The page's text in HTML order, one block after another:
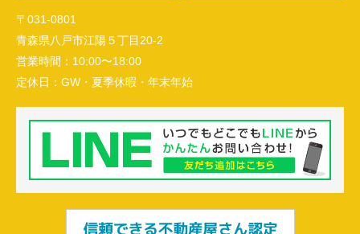
〒031-0801
青森県八戸市江陽５丁目20-2
営業時間： 10:00〜18:00
定休日： GW・夏季休暇・年末年始